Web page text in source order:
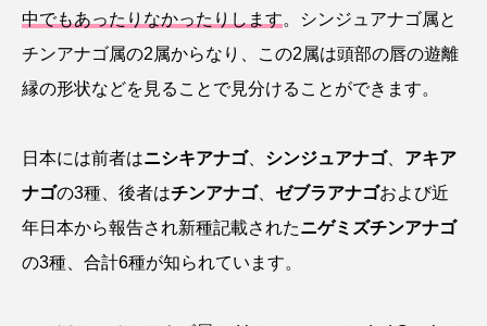
おばま水族館 かんぱち わたしと水族館
アイゴ アイナメ アオウオ アオザメ
アオリイカ アカアジ アカカサゴ
アカクラゲ アカザ アカハタ
アカムツ アカメ アクアリウム
中でもあったりなかったりします。シンジュアナゴ属と
チンアナゴ属の2属からなり、この2属は頭部の唇の遊離
縁の形状などを見ることで見分けることができます。
日本には前者はニシキアナゴ、 シンジュアナゴ、 アキア
ナゴの3種、後者はチンアナゴ、 ゼブラアナゴおよび近
年日本から報告され新種記載されたニゲミズチンアナゴ
の3種、合計6種が知られています。